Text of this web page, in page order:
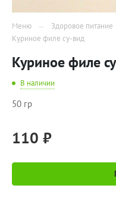
Меню Здоровое питание
Куриное филе су-вид
Куриное филе
В наличии
50 гр
110 ₽